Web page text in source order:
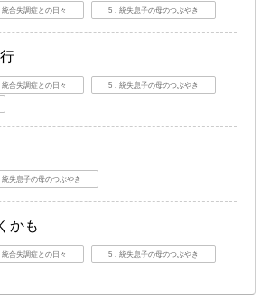
統合失調症との日々 5．統失息子の母のつぶやき
統合失調症との日々 5．統失息子の母のつぶやき
統失息子の母のつぶやき
かも
統合失調症との日々 5．統失息子の母のつぶやき